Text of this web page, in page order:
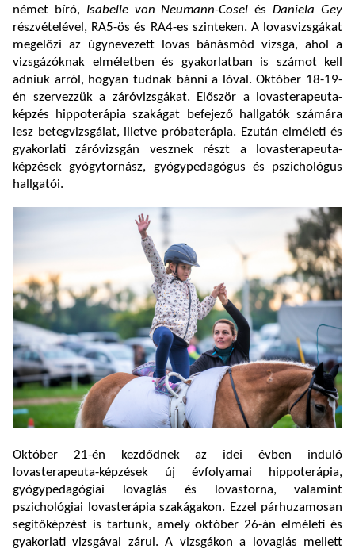
német bíró, Isabelle von Neumann-Cosel ésDaniela Gey
részvételével, RA5-ös és RA4-es szinteken. A lovasvizsgákat
megelőzi az úgynevezett lovas bánásmód vizsga, ahol a
vizsgázóknak elméletben és gyakorlatban is számot kell
adniuk arról, hogyan tudnak bánni a lóval. Október 18-19-
én szervezzük a záróvizsgákat. Először a lovasterapeuta-
képzés hippoterápia szakágat befejező hallgatók számára
lesz betegvizsgálat, illetve próbaterápia. Ezután elméleti és
gyakorlati záróvizsgán vesznek részt a lovasterapeuta-
képzések gyógytornász, gyógypedagógus és pszichológus
hallgatói.
Október 21-én kezdődnek az idei évben induló
lovasterapeuta-képzések új évfolyamai hippoterápia,
gyógypedagógiai lovaglás és lovastorna, valamint
pszichológiai lovasterápia szakágakon. Ezzel párhuzamosan
segítőképzést is tartunk, amely október 26-án elméleti és
gyakorlati vizsgával zárul.A vizsgákon a lovaglás mellett